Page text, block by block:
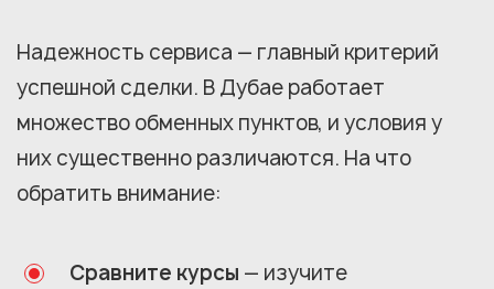
Надежность сервиса — главный критерий
успешной сделки. В Дубае работает
множество обменных пунктов, и условия у
них существенно различаются. На что
обратить внимание:
Сравните курсы — изучите